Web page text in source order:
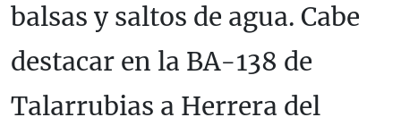
balsas y saltos de agua. Cabe
destacar en la BA-138 de
Talarrubias a Herrera del